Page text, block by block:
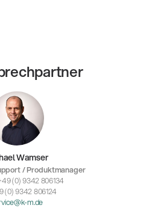
Wamser
/ Produktmanager
(0) 9342 806134
(0) 9342 806124
m.de